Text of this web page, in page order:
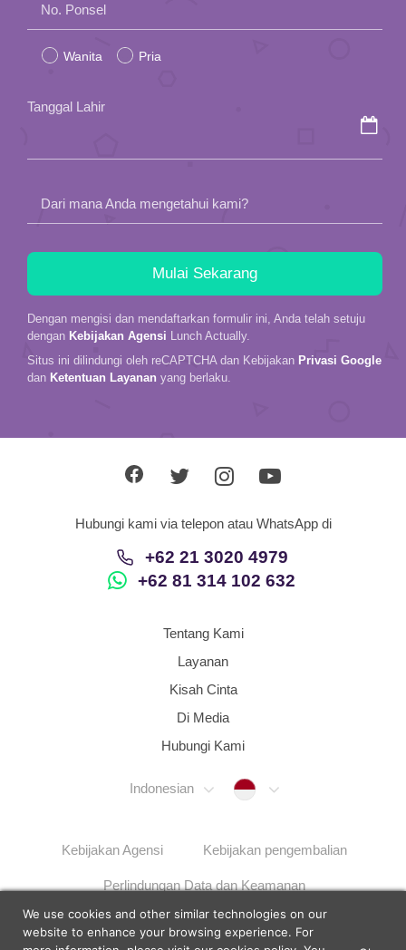
leave
this
No. Ponsel
Wanita Pria
Tanggal Lahir
Dari mana Anda mengetahui kami?
Dengan mengisi dan mendaftarkan formulir ini, Anda telah setuju
dengan Kebijakan Agensi Lunch Actually.
Situs ini dilindungi oleh reCAPTCHA dan Kebijakan Privasi Google
dan Ketentuan Layanan yang berlaku.
Hubungi kami via telepon atau WhatsApp di
+62 21 3020 4979
+62 81 314 102 632
Tentang Kami
Layanan
Kisah Cinta
Di Media
Hubungi Kami
Indonesian Indonesia
Kebijakan Agensi Kebijakan pengembalian
Perlindungan Data dan Keamanan
Langkah Penyelesaian Masalah Sitemap
We use cookies and other similar technologies on our
website to enhance your browsing experience. For